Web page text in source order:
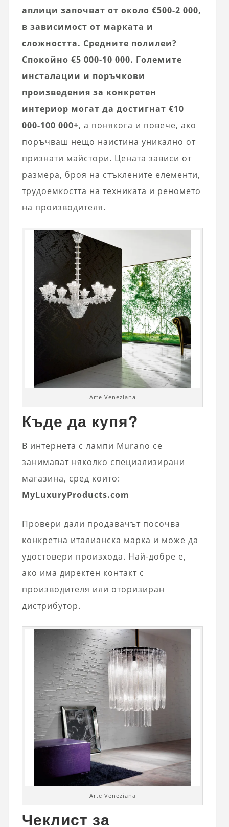
аплици започват от около €500-2 000,
в зависимост от марката и
сложността. Средните полилеи?
Спокойно €5 000-10 000. Големите
инсталации и поръчкови
произведения за конкретен
интериор могат да достигнат €10
000-100 000+, а понякога и повече, ако
поръчваш нещо наистина уникално от
признати майстори. Цената зависи от
размера, броя на стъклените елементи,
трудоемкостта на техниката и реномето
на производителя.
Arte Veneziana
Къде да купя?
В интернетa с лампи Murano се
занимават няколко специализирани
магазина, сред които:
MyLuxuryProducts.com
Провери дали продавачът посочва
конкретна италианска марка и може да
удостовери произхода. Най-добре е,
ако има директен контакт с
производителя или оторизиран
дистрибутор.
Arte Veneziana
Чеклист за